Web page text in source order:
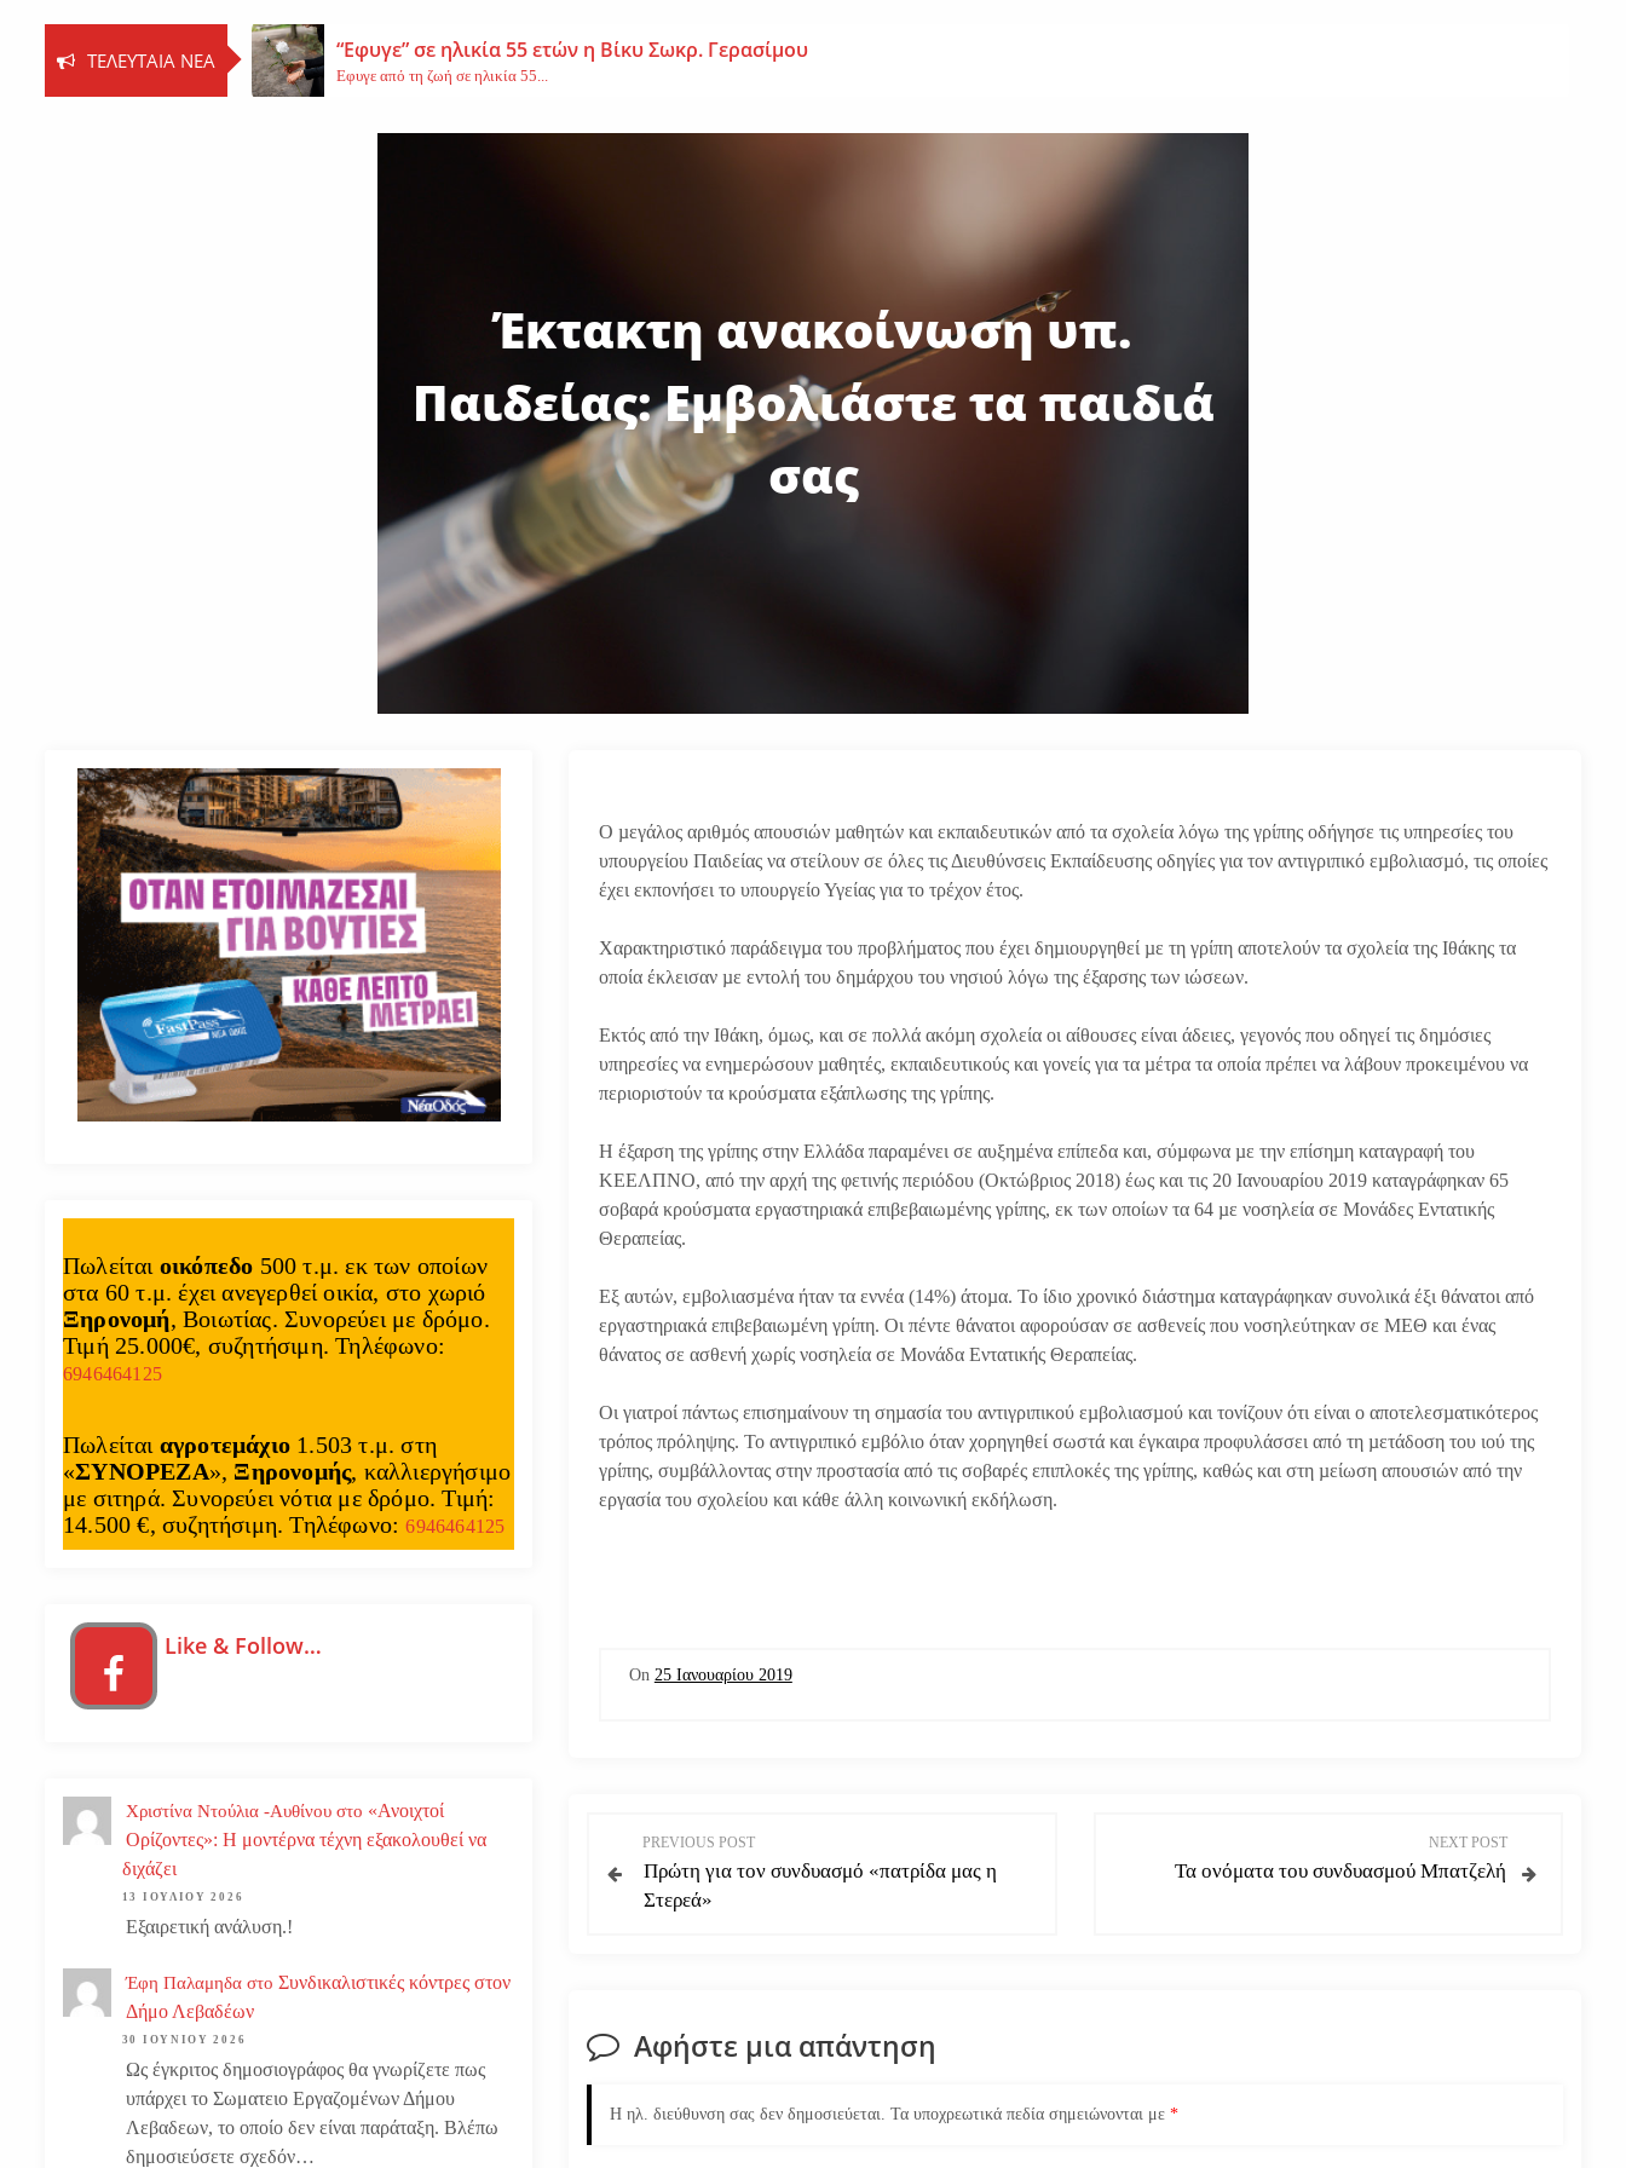
ΤΕΛΕΥΤΑΊΑ ΝΈΑ “Εφυγε” σε ηλικία 55 ετών η Βίκυ Σωκρ. Γερασίμου
Εφυγε από τη ζωή σε ηλικία 55...
Βοιωτία: Νεκρός ο 62χρονος – Επεσε από τη σκαλωσιά
Έκτακτη ανακοίνωση υπ.
Παιδείας: Εμβολιάστε τα παιδιά
σας
O µεγάλος αριθµός απουσιών µαθητών και εκπαιδευτικών από τα σχολεία λόγω της γρίπης οδήγησε τις υπηρεσίες του
υπουργείου Παιδείας να στείλουν σε όλες τις Διευθύνσεις Εκπαίδευσης οδηγίες για τον αντιγριπικό εµβολιασµό, τις οποίες
έχει εκπονήσει το υπουργείο Υγείας για το τρέχον έτος.
Χαρακτηριστικό παράδειγµα του προβλήµατος που έχει δηµιουργηθεί µε τη γρίπη αποτελούν τα σχολεία της Ιθάκης τα
οποία έκλεισαν µε εντολή του δηµάρχου του νησιού λόγω της έξαρσης των ιώσεων.
Εκτός από την Ιθάκη, όµως, και σε πολλά ακόµη σχολεία οι αίθουσες είναι άδειες, γεγονός που οδηγεί τις δηµόσιες
υπηρεσίες να ενηµερώσουν µαθητές, εκπαιδευτικούς και γονείς για τα µέτρα τα οποία πρέπει να λάβουν προκειµένου να
περιοριστούν τα κρούσµατα εξάπλωσης της γρίπης.
Η έξαρση της γρίπης στην Ελλάδα παραµένει σε αυξηµένα επίπεδα και, σύµφωνα µε την επίσηµη καταγραφή του
ΚΕΕΛΠΝΟ, από την αρχή της φετινής περιόδου (Οκτώβριος 2018) έως και τις 20 Ιανουαρίου 2019 καταγράφηκαν 65
σοβαρά κρούσµατα εργαστηριακά επιβεβαιωµένης γρίπης, εκ των οποίων τα 64 µε νοσηλεία σε Μονάδες Εντατικής
Θεραπείας.
Εξ αυτών, εµβολιασµένα ήταν τα εννέα (14%) άτοµα. Το ίδιο χρονικό διάστηµα καταγράφηκαν συνολικά έξι θάνατοι από
εργαστηριακά επιβεβαιωµένη γρίπη. Οι πέντε θάνατοι αφορούσαν σε ασθενείς που νοσηλεύτηκαν σε ΜΕΘ και ένας
θάνατος σε ασθενή χωρίς νοσηλεία σε Μονάδα Εντατικής Θεραπείας.
Οι γιατροί πάντως επισηµαίνουν τη σηµασία του αντιγριπικού εµβολιασµού και τονίζουν ότι είναι ο αποτελεσµατικότερος
τρόπος πρόληψης. Το αντιγριπικό εµβόλιο όταν χορηγηθεί σωστά και έγκαιρα προφυλάσσει από τη µετάδοση του ιού της
γρίπης, συµβάλλοντας στην προστασία από τις σοβαρές επιπλοκές της γρίπης, καθώς και στη µείωση απουσιών από την
εργασία του σχολείου και κάθε άλλη κοινωνική εκδήλωση.
On 25 Ιανουαρίου 2019
λ
γ
η
PREVIOUS POST
Πρώτη για τον συνδυασμό «πατρίδα μας η
Στερεά»
NEXT POST
Τα ονόματα του συνδυασμού Μπατζελή
Αφήστε μια απάντηση
Η ηλ. διεύθυνση σας δεν δημοσιεύεται. Τα υποχρεωτικά πεδία σημειώνονται με*
Πωλείται οικόπεδο 500 τ.μ. εκ των οποίων
στα 60 τ.μ. έχει ανεγερθεί οικία, στο χωριό
Ξηρονομή, Βοιωτίας. Συνορεύει με δρόμο.
Τιμή 25.000€, συζητήσιμη. Τηλέφωνο:
6946464125
Πωλείται αγροτεμάχιο 1.503 τ.μ. στη
«ΣΥΝΟΡΕΖΑ», Ξηρονομής, καλλιεργήσιμο
με σιτηρά. Συνορεύει νότια με δρόμο. Τιμή:
14.500 €, συζητήσιμη. Τηλέφωνο:6946464125
Like & Follow…
Χριστίνα Ντούλια -Αυθίνου στο «Ανοιχτοί
Ορίζοντες»: Η μοντέρνα τέχνη εξακολουθεί να
διχάζει
13 ΙΟΥΛΊΟΥ 2026
Εξαιρετική ανάλυση.!
Έφη Παλαμηδα στο Συνδικαλιστικές κόντρες στον
Δήμο Λεβαδέων
30 ΙΟΥΝΊΟΥ 2026
Ως έγκριτος δημοσιογράφος θα γνωρίζετε πως
υπάρχει το Σωματειο Εργαζομένων Δήμου
Λεβαδεων, το οποίο δεν είναι παράταξη. Βλέπω
δημοσιεύσετε σχεδόν…